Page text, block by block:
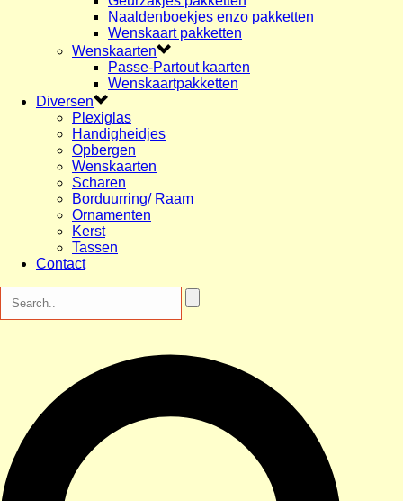
Naaldenboekjes enzo pakketten
Wenskaart pakketten
Wenskaarten
Passe-Partout kaarten
Wenskaartpakketten
Diversen
Plexiglas
Handigheidjes
Opbergen
Wenskaarten
Scharen
Borduurring/ Raam
Ornamenten
Kerst
Tassen
Contact